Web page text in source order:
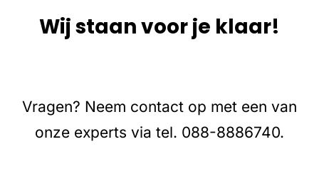
Wij staan voor je klaar!
Vragen? Neem contact op met een van
onze experts via tel. 088-8886740.